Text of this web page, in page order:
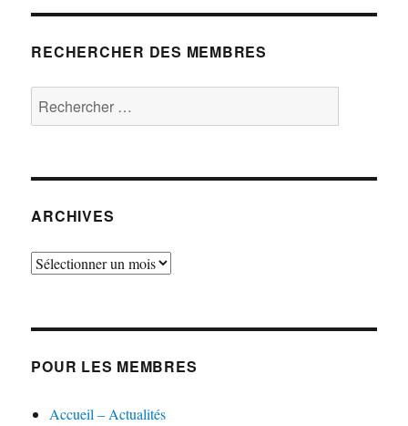
RECHERCHER DES MEMBRES
Rechercher :
ARCHIVES
Archives
POUR LES MEMBRES
Accueil – Actualités